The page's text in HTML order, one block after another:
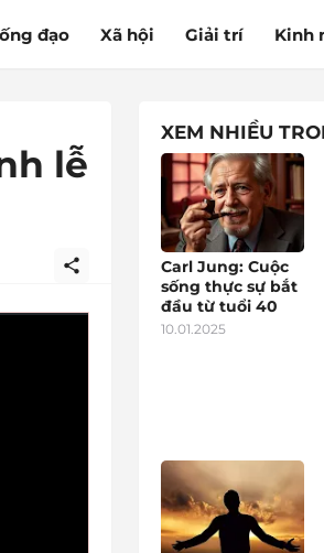
đạo Xã hội Giải trí Kinh
lễ
XEM NHIỀU
Carl Jung: Cuộc
sống thực sự bắt
đầu từ tuổi 40
10.01.2025